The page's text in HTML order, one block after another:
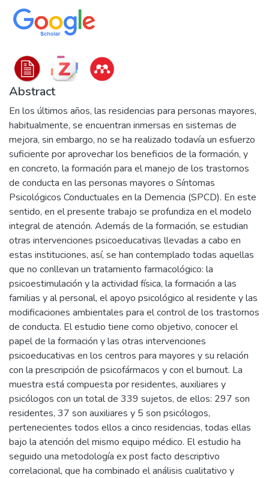
Abstract
En los últimos años, las residencias para personas mayores,
habitualmente, se encuentran inmersas en sistemas de
mejora, sin embargo, no se ha realizado todavía un esfuerzo
suficiente por aprovechar los beneficios de la formación, y
en concreto, la formación para el manejo de los trastornos
de conducta en las personas mayores o Síntomas
Psicológicos Conductuales en la Demencia (SPCD). En este
sentido, en el presente trabajo se profundiza en el modelo
integral de atención. Además de la formación, se estudian
otras intervenciones psicoeducativas llevadas a cabo en
estas instituciones, así, se han contemplado todas aquellas
que no conllevan un tratamiento farmacológico: la
psicoestimulación y la actividad física, la formación a las
familias y al personal, el apoyo psicológico al residente y las
modificaciones ambientales para el control de los trastornos
de conducta. El estudio tiene como objetivo, conocer el
papel de la formación y las otras intervenciones
psicoeducativas en los centros para mayores y su relación
con la prescripción de psicofármacos y con el burnout. La
muestra está compuesta por residentes, auxiliares y
psicólogos con un total de 339 sujetos, de ellos: 297 son
residentes, 37 son auxiliares y 5 son psicólogos,
pertenecientes todos ellos a cinco residencias, todas ellas
bajo la atención del mismo equipo médico. El estudio ha
seguido una metodología ex post facto descriptivo
correlacional, que ha combinado el análisis cualitativo y